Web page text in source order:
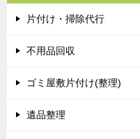
片付け・掃除代行
不用品回収
ゴミ屋敷片付け(整理)
遺品整理